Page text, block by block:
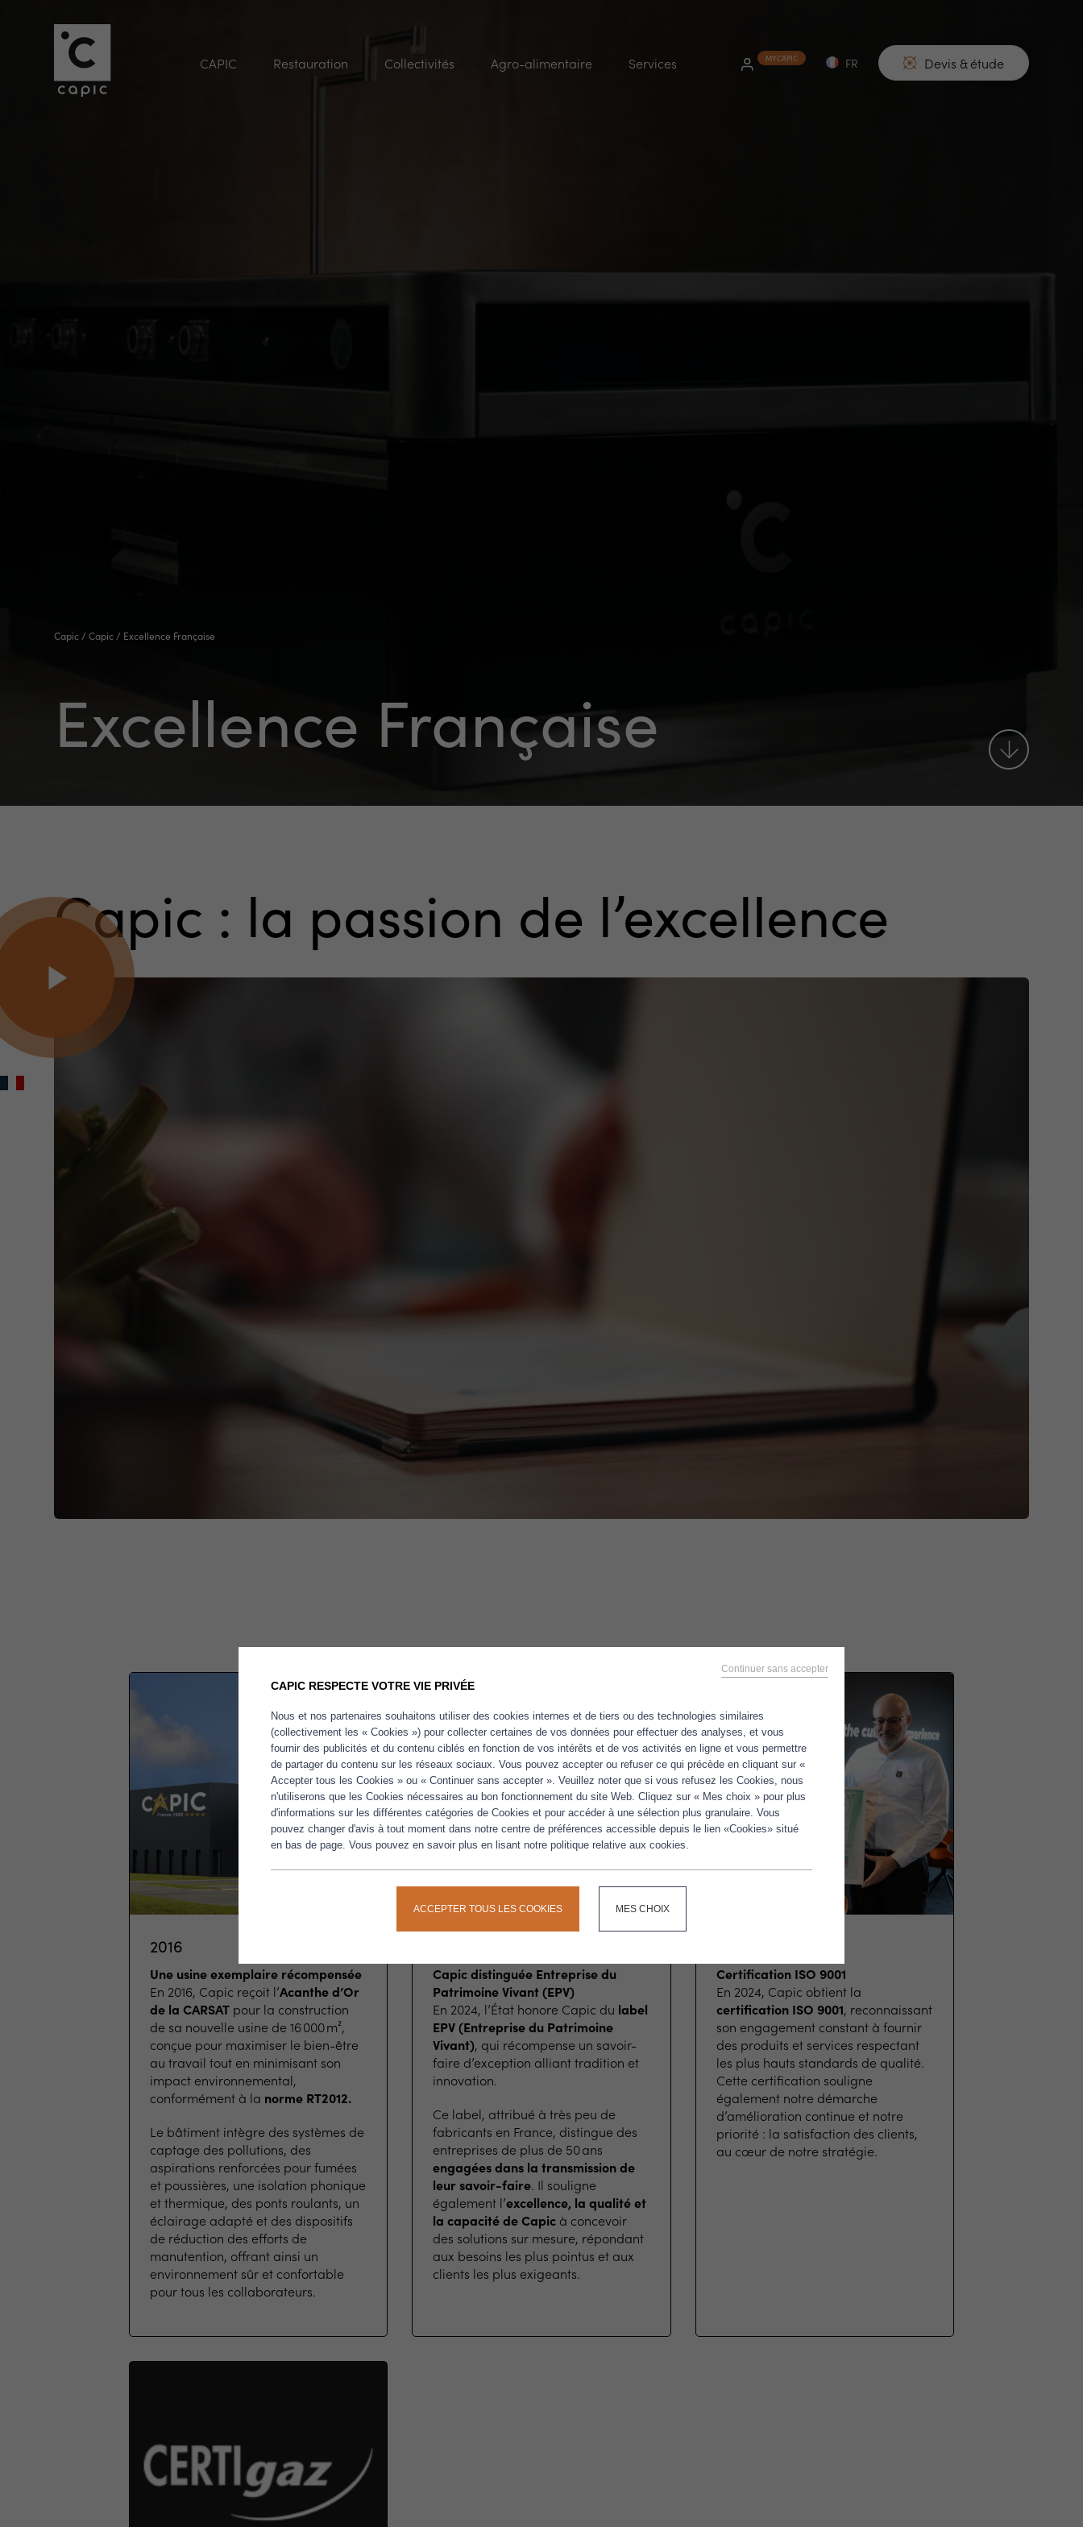
CAPIC Restauration Collectivités Agro-alimentaire Services
FR
Devis & étude
Capic /Capic / Excellence Française
Excellence Française
Capic : la passion de l’excellence
2016
Une usine exemplaire récompensée
En 2016, Capic reçoit l’Acanthe d’Or
de la CARSAT pour la construction
de sa nouvelle usine de 16 000 m²,
conçue pour maximiser le bien-être
au travail tout en minimisant son
impact environnemental,
conformément à la norme RT2012.
Le bâtiment intègre des systèmes de
captage des pollutions, des
aspirations renforcées pour fumées
et poussières, une isolation phonique
et thermique, des ponts roulants, un
éclairage adapté et des dispositifs
de réduction des efforts de
manutention, offrant ainsi un
environnement sûr et confortable
pour tous les collaborateurs.
Capic distinguée Entreprise du
Patrimoine Vivant (EPV)
En 2024, l’État honore Capic du label
EPV (Entreprise du Patrimoine
Vivant), qui récompense un savoir-
faire d’exception alliant tradition et
innovation.
Ce label, attribué à très peu de
fabricants en France, distingue des
entreprises de plus de 50 ans
engagées dans la transmission de
leur savoir-faire. Il souligne
également l’excellence, la qualité et
la capacité de Capic à concevoir
des solutions sur mesure, répondant
aux besoins les plus pointus et aux
clients les plus exigeants.
Certification ISO 9001
En 2024, Capic obtient la
certification ISO 9001, reconnaissant
son engagement constant à fournir
des produits et services respectant
les plus hauts standards de qualité.
Cette certification souligne
également notre démarche
d’amélioration continue et notre
priorité : la satisfaction des clients,
au cœur de notre stratégie.
CAPIC RESPECTE VOTRE VIE PRIVÉE
Nous et nos partenaires souhaitons utiliser des cookies internes et de tiers ou des technologies similaires
(collectivement les « Cookies ») pour collecter certaines de vos données pour effectuer des analyses, et vous
fournir des publicités et du contenu ciblés en fonction de vos intérêts et de vos activités en ligne et vous permettre
de partager du contenu sur les réseaux sociaux. Vous pouvez accepter ou refuser ce qui précède en cliquant sur «
Accepter tous les Cookies » ou « Continuer sans accepter ». Veuillez noter que si vous refusez les Cookies, nous
n'utiliserons que les Cookies nécessaires au bon fonctionnement du site Web. Cliquez sur « Mes choix » pour plus
d'informations sur les différentes catégories de Cookies et pour accéder à une sélection plus granulaire. Vous
pouvez changer d'avis à tout moment dans notre centre de préférences accessible depuis le lien «Cookies» situé
en bas de page. Vous pouvez en savoir plus en lisant notre politique relative aux cookies.
ACCEPTER TOUS LES COOKIES
Continuer sans accepter
MES CHOIX